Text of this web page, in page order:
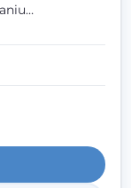
z
Pracuję w
oferując
empatii,
za sobą
Ciebie.